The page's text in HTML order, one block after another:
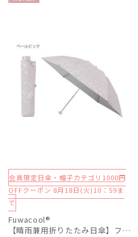
会員限定日傘・帽子カテゴリ1000円
OFFクーポン 8月18日(火)10：59ま
で
Fuwacool®
【晴雨兼用折りたたみ日傘】フワクール®ホワイト（Fuwacool® White）ボタニカルグリッター 遮光100 UV100